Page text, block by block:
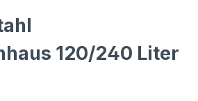
120/240 Liter